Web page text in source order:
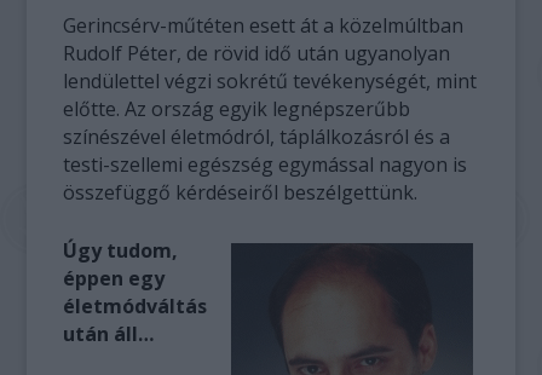
Gerincsérv-műtéten esett át a közelmúltban
Rudolf Péter, de rövid idő után ugyanolyan
lendülettel végzi sokrétű tevékenységét, mint
előtte. Az ország egyik legnépszerűbb
színészével életmódról, táplálkozásról és a
testi-szellemi egészség egymással nagyon is
összefüggő kérdéseiről beszélgettünk.
Úgy tudom,
éppen egy
életmódváltás
után áll…